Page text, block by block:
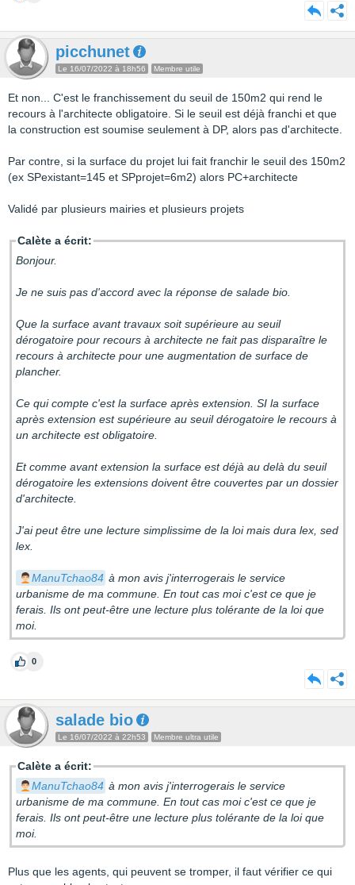
picchunet
Le 16/07/2022 à 18h56 Membre utile
Et non... C'est le franchissement du seuil de 150m2 qui rend le
recours à l'architecte obligatoire. Si le seuil est déjà franchi et que
la construction est soumise seulement à DP, alors pas d'architecte.
Par contre, si la surface du projet lui fait franchir le seuil des 150m2
(ex SPexistant=145 et SPprojet=6m2) alors PC+architecte
Validé par plusieurs mairies et plusieurs projets
Calète a écrit:
Bonjour.
Je ne suis pas d'accord avec la réponse de salade bio.
Que la surface avant travaux soit supérieure au seuil
dérogatoire pour recours à architecte ne fait pas disparaître le
recours à architecte pour une augmentation de surface de
plancher.
Ce qui compte c'est la surface après extension. SI la surface
après extension est supérieure au seuil dérogatoire le recours à
un architecte est obligatoire.
Et comme avant extension la surface est déjà au delà du seuil
dérogatoire les extensions doivent être couvertes par un dossier
d'architecte.
J'ai peut être une lecture simplissime de la loi mais dura lex, sed
lex.
ManuTchao84 à mon avis j'interrogerais le service
urbanisme de ma commune. En tout cas moi c'est ce que je
ferais. Ils ont peut-être une lecture plus tolérante de la loi que
moi.
0
salade bio
Le 16/07/2022 à 22h53 Membre ultra utile
Calète a écrit:
ManuTchao84 à mon avis j'interrogerais le service
urbanisme de ma commune. En tout cas moi c'est ce que je
ferais. Ils ont peut-être une lecture plus tolérante de la loi que
moi.
Plus que les agents, qui peuvent se tromper, il faut vérifier ce qui